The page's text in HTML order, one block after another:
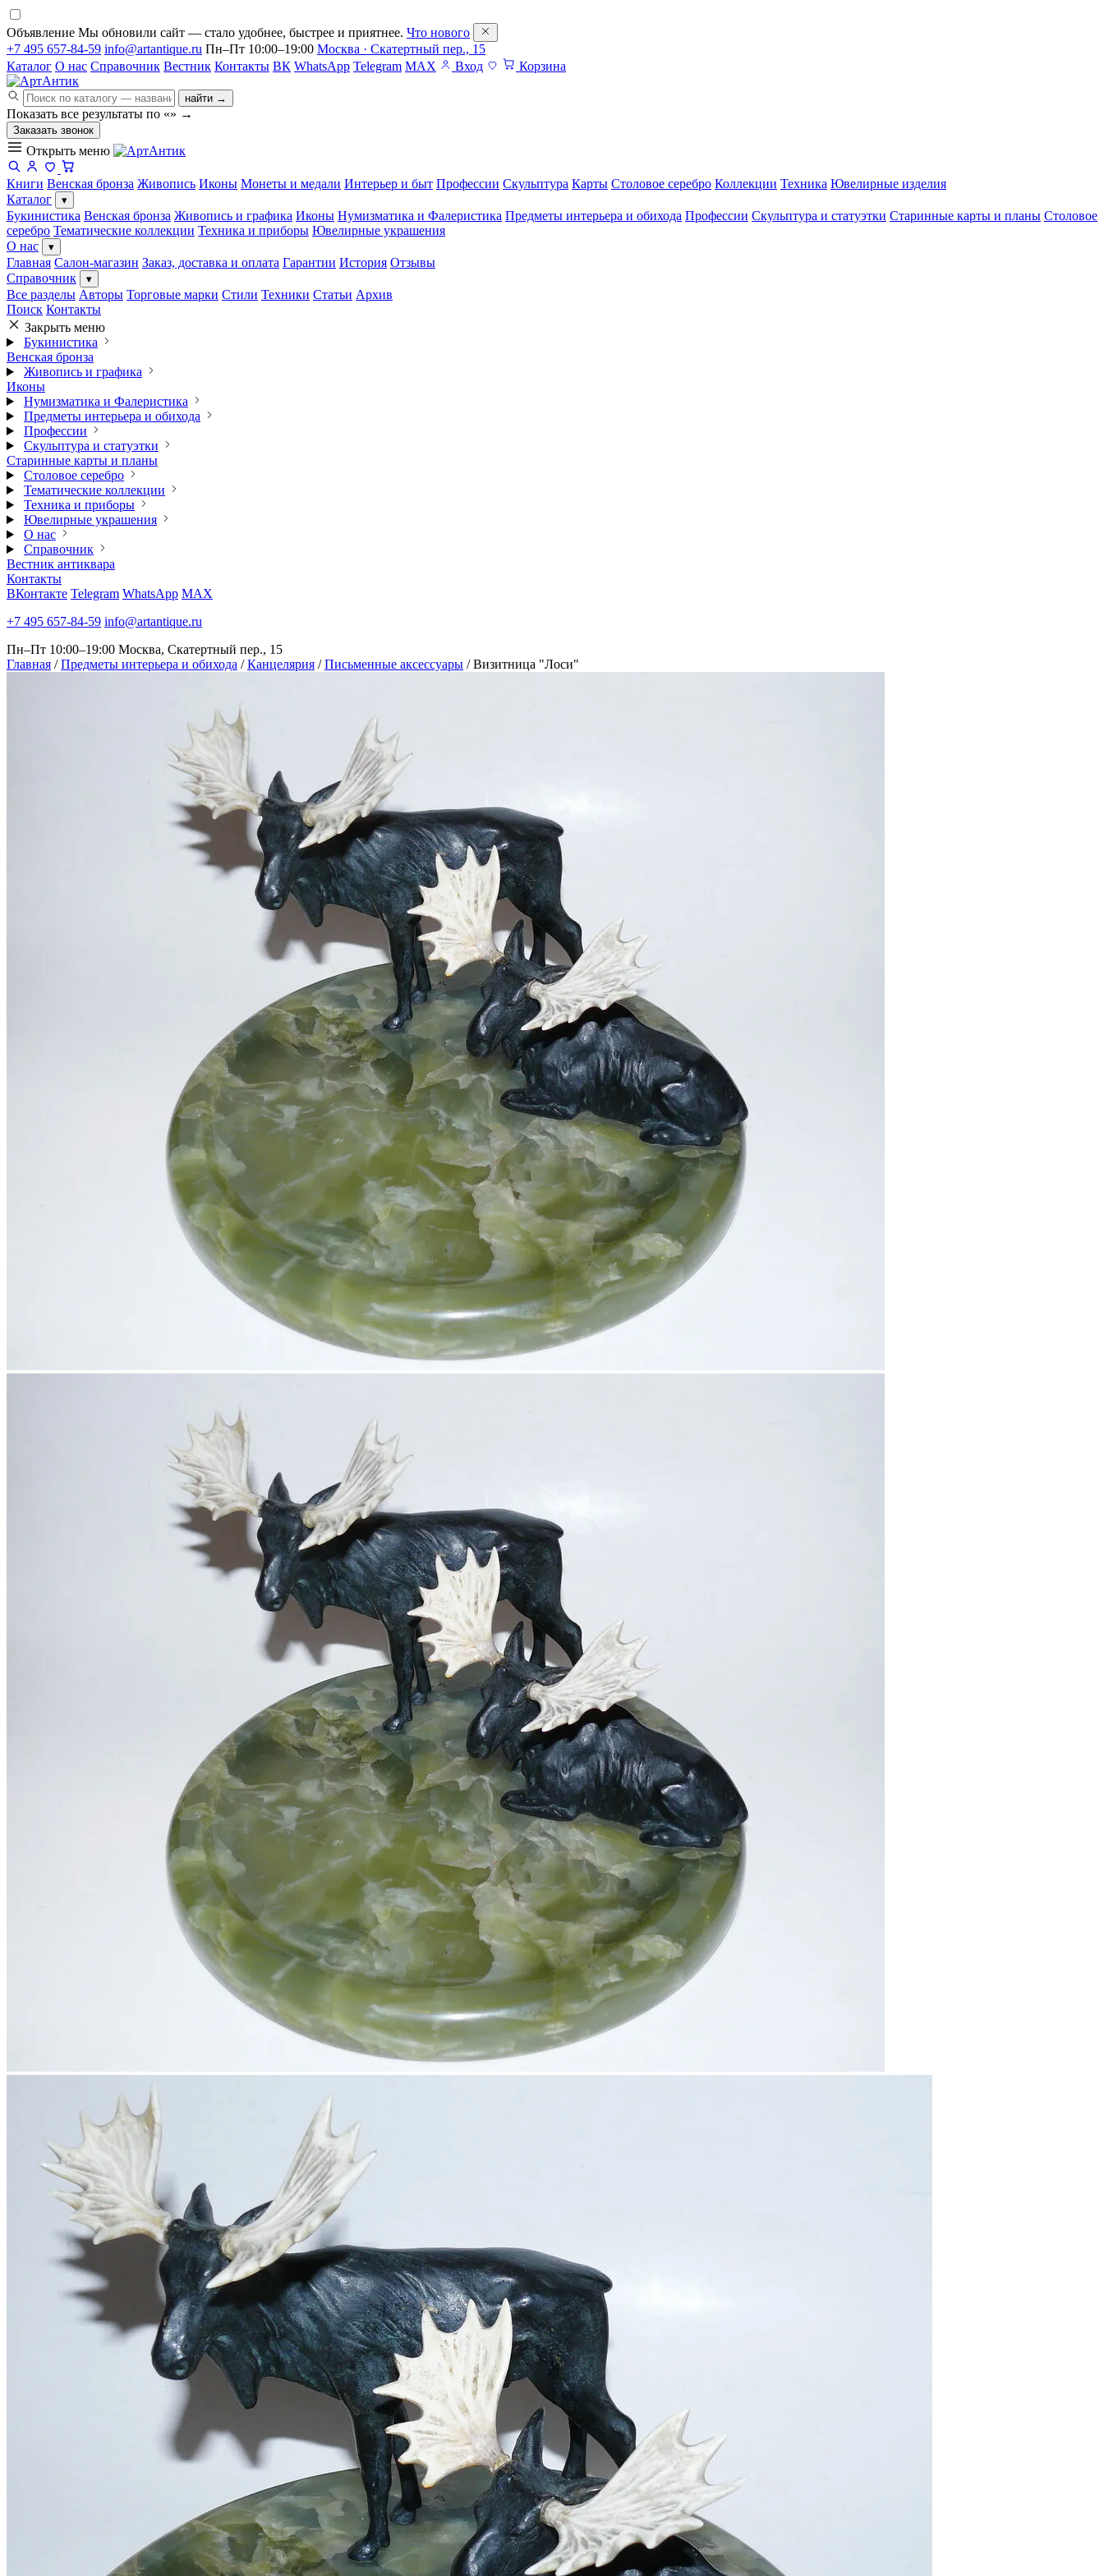
Объявление Мы обновили сайт — стало удобнее, быстрее и приятнее. Что нового
+7 495 657-84-59 info@artantique.ru Пн–Пт 10:00–19:00 Москва · Скатертный пер., 15
Каталог О нас Справочник Вестник Контакты ВК WhatsApp Telegram MAX Вход Корзина
найти →
Показать все результаты по «» →
Заказать звонок
Открыть меню
Книги Венская бронза Живопись Иконы Монеты и медали Интерьер и быт Профессии Скульптура Карты Столовое серебро Коллекции Техника Ювелирные изделия
Каталог
▾
Букинистика Венская бронза Живопись и графика Иконы Нумизматика и Фалеристика Предметы интерьера и обихода Профессии Скульптура и статуэтки Старинные карты и планы Столовое
серебро Тематические коллекции Техника и приборы Ювелирные украшения
О нас
▾
Главная Салон-магазин Заказ, доставка и оплата Гарантии История Отзывы
Справочник
▾
Все разделы Авторы Торговые марки Стили Техники Статьи Архив
Поиск Контакты
Закрыть меню
Букинистика
Венская бронза
Живопись и графика
Иконы
Нумизматика и Фалеристика
Предметы интерьера и обихода
Профессии
Скульптура и статуэтки
Старинные карты и планы
Столовое серебро
Тематические коллекции
Техника и приборы
Ювелирные украшения
О нас
Справочник
Вестник антиквара
Контакты
ВКонтакте Telegram WhatsApp MAX
+7 495 657-84-59 info@artantique.ru
Пн–Пт 10:00–19:00 Москва, Скатертный пер., 15
Главная / Предметы интерьера и обихода / Канцелярия / Письменные аксессуары / Визитница "Лоси"